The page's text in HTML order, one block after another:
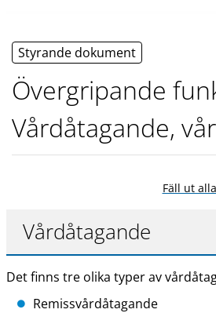
Styrande dokument
Övergripande
Vårdåtagande,
Fäll ut alla
Vårdåtagande
Det finns tre olika typer av
Remissvårdåtagande